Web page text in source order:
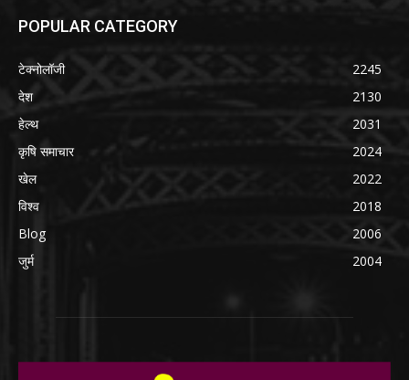
POPULAR CATEGORY
टेक्नोलॉजी
2245
देश
2130
हेल्थ
2031
कृषि समाचार
2024
खेल
2022
विश्व
2018
Blog
2006
जुर्म
2004